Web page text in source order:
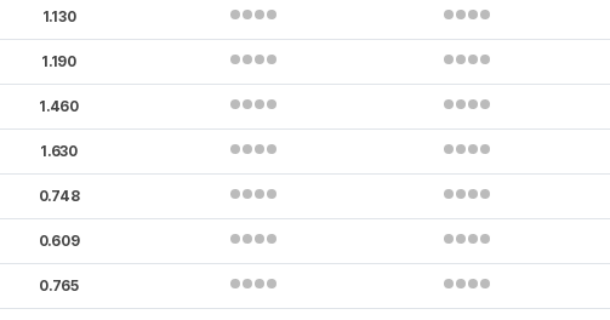
1.130
1.190
1.460
1.630
0.748
0.609
0.765